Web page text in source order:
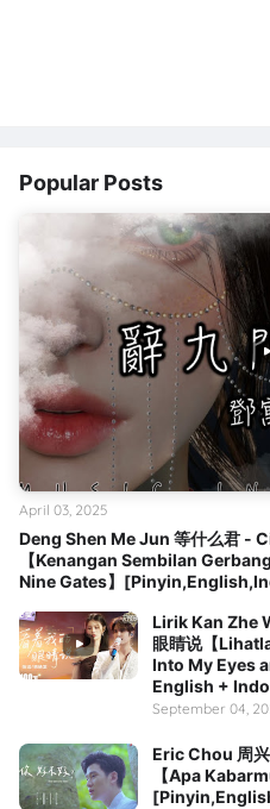
Popular Posts
Deng Shen Me Jun 等什么君 -
【Kenangan Sembilan
Nine Gates】
April 03, 2025
Lirik Kan Zhe
眼睛说【
Into My Eyes
English +
September 04,
Eric Chou 周
【Apa